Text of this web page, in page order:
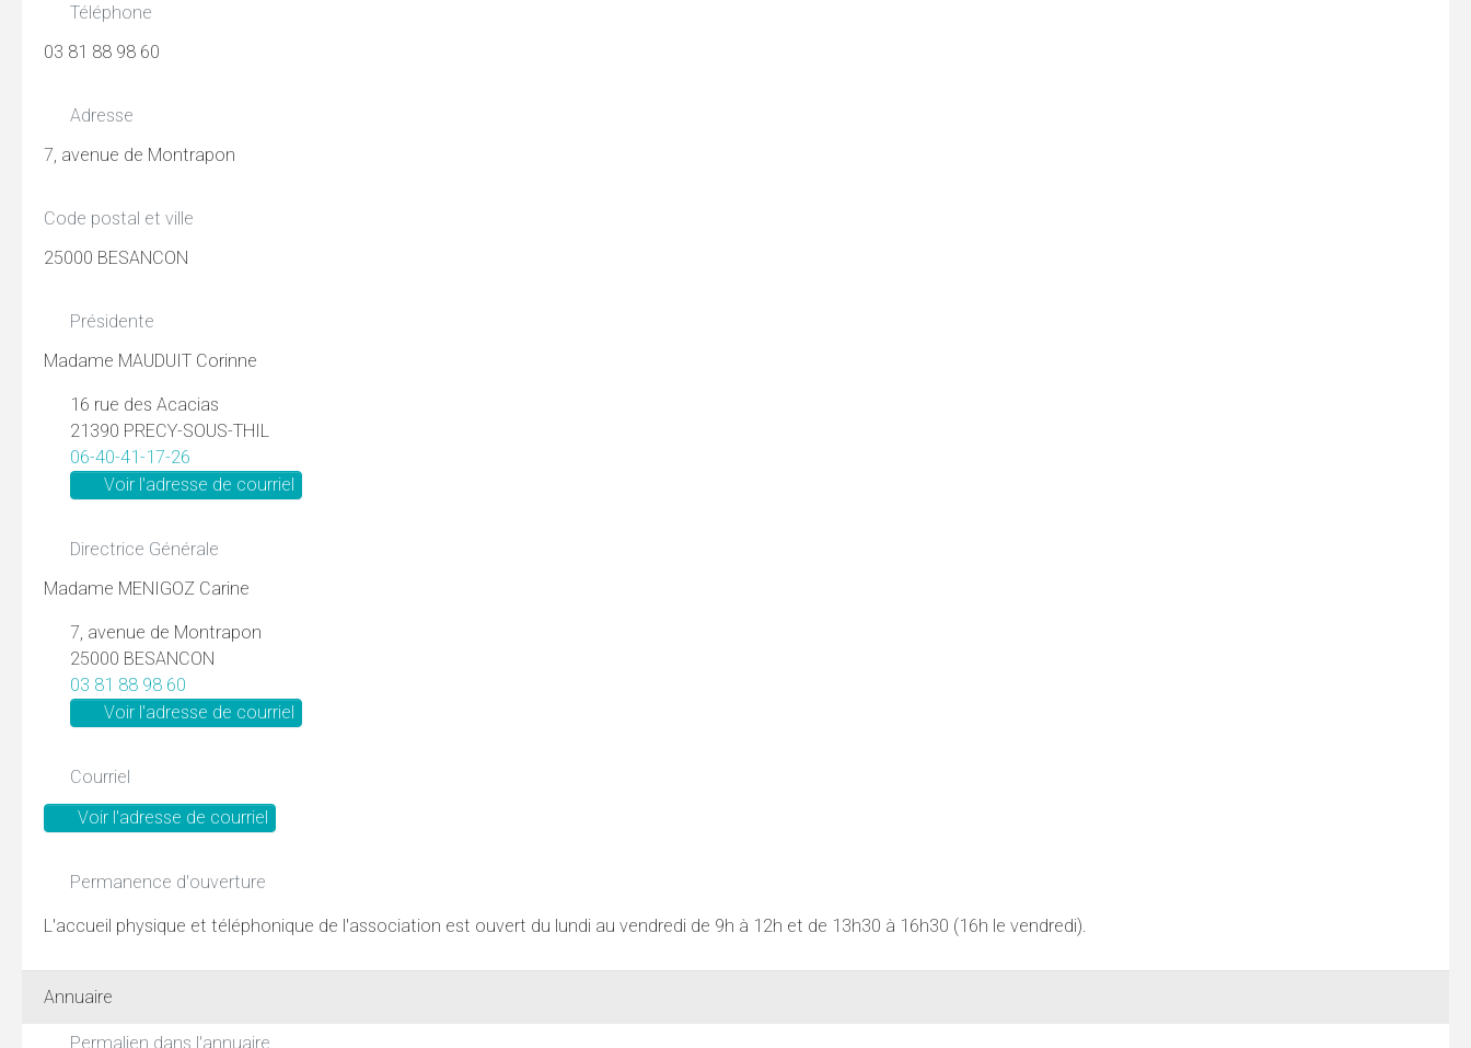
Téléphone
03 81 88 98 60
Adresse
7, avenue de Montrapon
Code postal et ville
25000 BESANCON
Présidente
Madame MAUDUIT Corinne
16 rue des Acacias
21390 PRECY-SOUS-THIL
06-40-41-17-26
Voir l'adresse de courriel
Directrice Générale
Madame MENIGOZ Carine
7, avenue de Montrapon
25000 BESANCON
03 81 88 98 60
Voir l'adresse de courriel
Courriel
Voir l'adresse de courriel
Permanence d'ouverture
L'accueil physique et téléphonique de l'association est ouvert du lundi au vendredi de 9h à 12h et de 13h30 à 16h30 (16h le vendredi).
Annuaire
Permalien dans l'annuaire